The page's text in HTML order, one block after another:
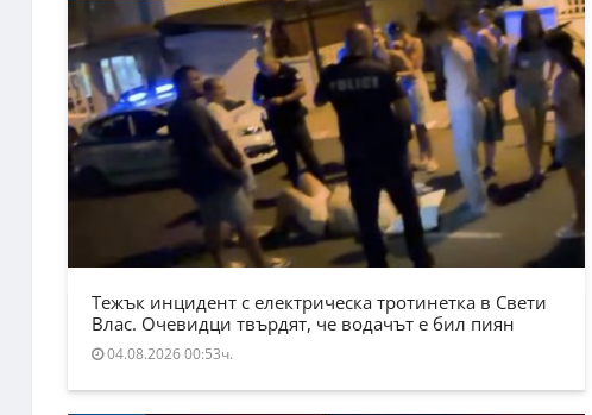
Тежък инцидент с електрическа тротинетка в Свети
Влас. Очевидци твърдят, че водачът е бил пиян
04.08.2026 00:53ч.